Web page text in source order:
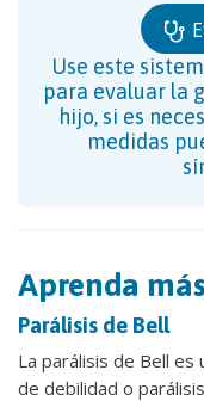
Use este
para evaluar la
hijo, si es
medidas
Aprenda
Parálisis de Bell
La parálisis de Bell
de debilidad o